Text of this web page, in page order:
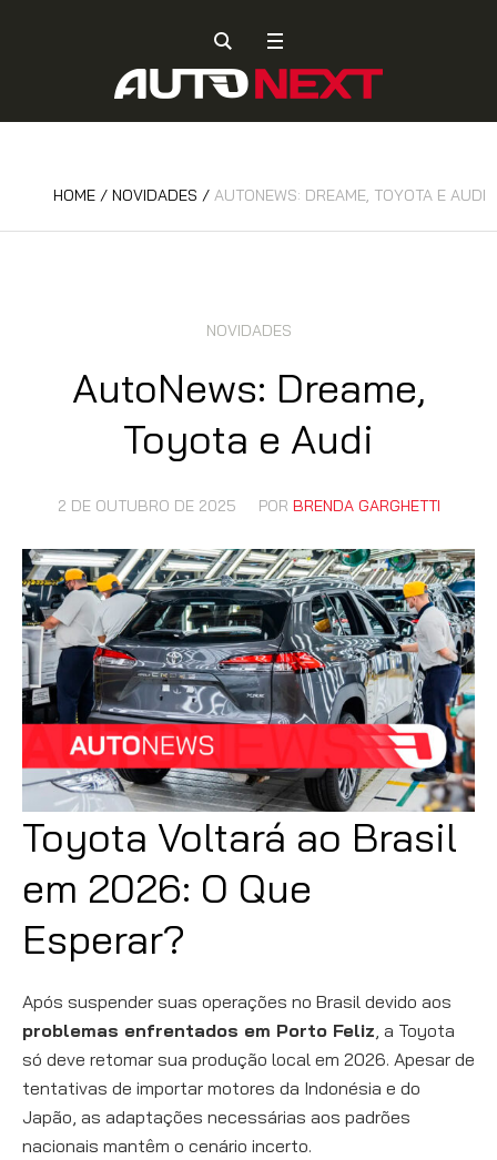
HOME / NOVIDADES / AUTONEWS: DREAME, TOYOTA E AUDI
NOVIDADES
AutoNews: Dreame,
Toyota e Audi
2 DE OUTUBRO DE 2025 POR BRENDA GARGHETTI
Toyota Voltará ao Brasil
em 2026: O Que
Esperar?
Após suspender suas operações no Brasil devido aos
problemas enfrentados em Porto Feliz, a Toyota
só deve retomar sua produção local em 2026. Apesar de
tentativas de importar motores da Indonésia e do
Japão, as adaptações necessárias aos padrões
nacionais mantêm o cenário incerto.